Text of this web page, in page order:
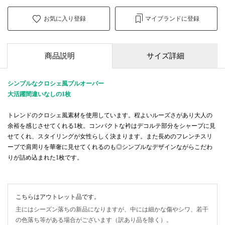
お気に入り登録 マイブランドに登録
商品説明 サイズ詳細
シンプルなクロシェ風プルオーバー
大活躍間違いなしの1枚
トレンドのクロシェ風素材を使用しています。程よいルーズさがあり大人の
余裕を感じさせてくれる1枚。コンパクトな衿はデコルテ部分をシャープに見
せてくれ、スタイリングが女性らしく決まります。また長めのフレンチスリ
ーブで肩周りを華奢に見せてくれるのも◎シンプルなデザインながらこだわ
りが詰め込まれた1枚です。
こちらはアウトレット品です。
主にはシーズン落ちの新品になりますが、中には細かな傷やシワ、若干
の色落ち等がある場合がございます（訳あり品を除く）。